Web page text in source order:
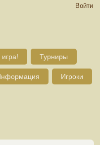
Войти
Турниры
Игроки